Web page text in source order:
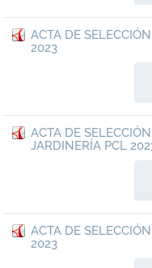
ACTA DE
2023
ACTA DE
JARDINERÍA PCL
ACTA DE
2023